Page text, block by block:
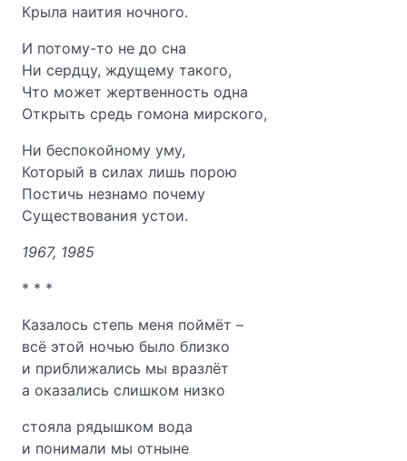
Крыла наития ночного.
И потому-то не до сна
Ни сердцу, ждущему такого,
Что может жертвенность одна
Открыть средь гомона мирского,
Ни беспокойному уму,
Который в силах лишь порою
Постичь незнамо почему
Существования устои.
1967, 1985
* * *
Казалось степь меня поймёт –
всё этой ночью было близко
и приближались мы вразлёт
а оказались слишком низко
стояла рядышком вода
и понимали мы отныне